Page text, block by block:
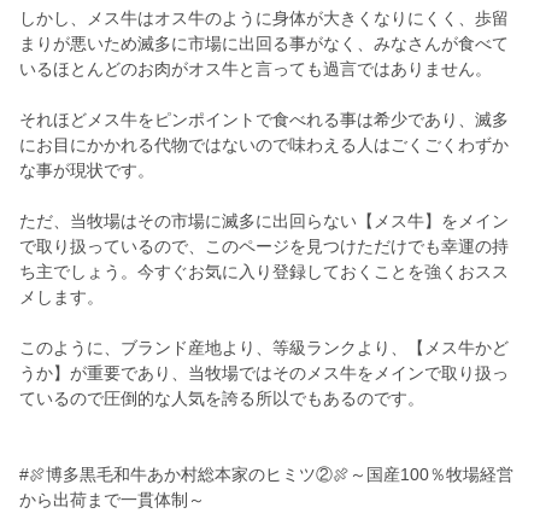
しかし、メス牛はオス牛のように身体が大きくなりにくく、歩留
まりが悪いため滅多に市場に出回る事がなく、みなさんが食べて
いるほとんどのお肉がオス牛と言っても過言ではありません。
それほどメス牛をピンポイントで食べれる事は希少であり、滅多
にお目にかかれる代物ではないので味わえる人はごくごくわずか
な事が現状です。
ただ、当牧場はその市場に滅多に出回らない【メス牛】をメイン
で取り扱っているので、このページを見つけただけでも幸運の持
ち主でしょう。今すぐお気に入り登録しておくことを強くおスス
メします。
このように、ブランド産地より、等級ランクより、【メス牛かど
うか】が重要であり、当牧場ではそのメス牛をメインで取り扱っ
ているので圧倒的な人気を誇る所以でもあるのです。
#🍖博多黒毛和牛あか村総本家のヒミツ②🍖～国産100％牧場経営
から出荷まで一貫体制～